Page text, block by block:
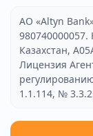
АО «Altyn
Казахстан,
Лицензия
1.1.114, №